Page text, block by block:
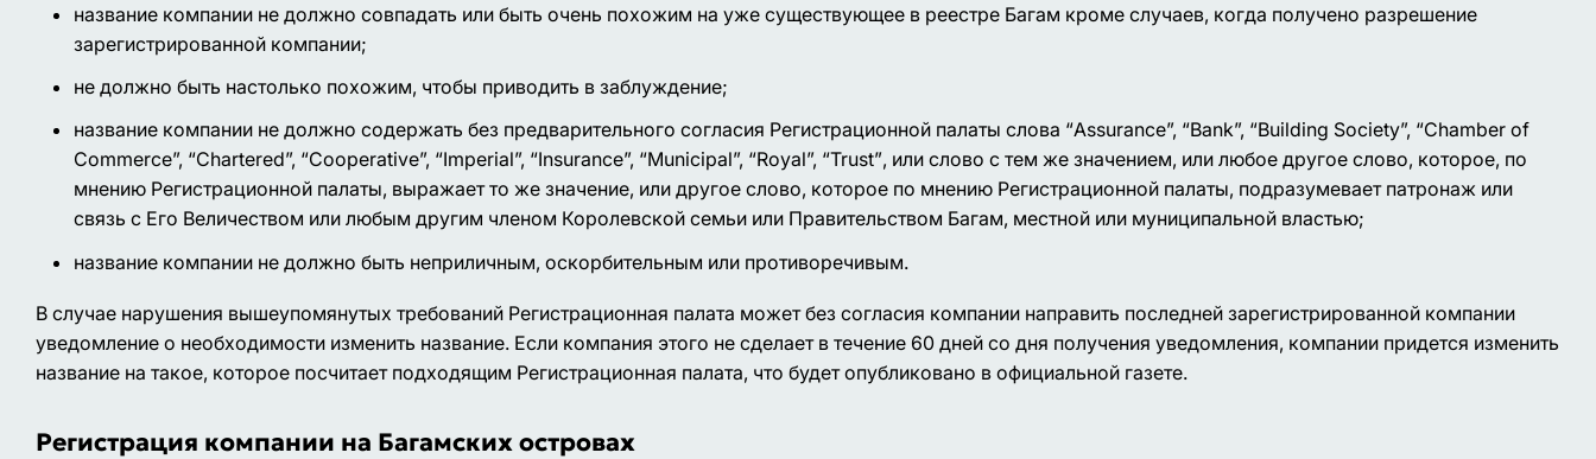
название компании не должно совпадать или быть очень похожим на уже существующее в реестре Багам кроме случаев, когда получено разрешение
зарегистрированной компании;
не должно быть настолько похожим, чтобы приводить в заблуждение;
название компании не должно содержать без предварительного согласия Регистрационной палаты слова “Assurance”, “Bank”, “Building Society”, “Chamber of
Commerce”, “Chartered”, “Cooperative”, “Imperial”, “Insurance”, “Municipal”, “Royal”, “Trust”, или слово с тем же значением, или любое другое слово, которое, по
мнению Регистрационной палаты, выражает то же значение, или другое слово, которое по мнению Регистрационной палаты, подразумевает патронаж или
связь с Его Величеством или любым другим членом Королевской семьи или Правительством Багам, местной или муниципальной властью;
название компании не должно быть неприличным, оскорбительным или противоречивым.
В случае нарушения вышеупомянутых требований Регистрационная палата может без согласия компании направить последней зарегистрированной компании
уведомление о необходимости изменить название. Если компания этого не сделает в течение 60 дней со дня получения уведомления, компании придется изменить
название на такое, которое посчитает подходящим Регистрационная палата, что будет опубликовано в официальной газете.
Регистрация компании на Багамских островах